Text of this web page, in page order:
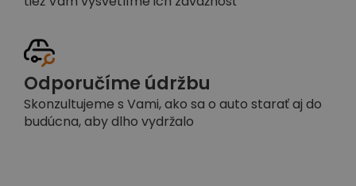
Odporučíme údržbu
Skonzultujeme s Vami, ako sa o auto starať aj do
budúcna, aby dlho vydržalo